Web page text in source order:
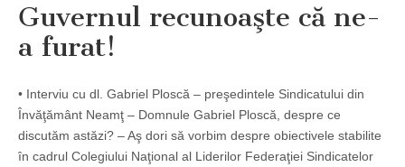
Guvernul recunoaşte că ne-
a furat!
• Interviu cu dl. Gabriel Ploscă – preşedintele Sindicatului din
Învăţământ Neamţ – Domnule Gabriel Ploscă, despre ce
discutăm astăzi? – Aş dori să vorbim despre obiectivele stabilite
în cadrul Colegiului Naţional al Liderilor Federaţiei Sindicatelor